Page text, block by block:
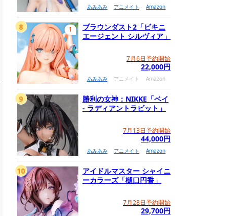
あみあみ アニメイト Amazon
ブラウンダスト2「ビキニ
エージェント シルヴィア」
7月6日予約開始
22,000円
あみあみ アニメイト Amazon
1
8
勝利の女神：NIKKE「ベイ
- ラディアントラビット」
7月13日予約開始
44,000円
あみあみ アニメイト Amazon
9
アイドルマスター シャイニ
ーカラーズ「樋口円香」
7月28日予約開始
29,700円
10